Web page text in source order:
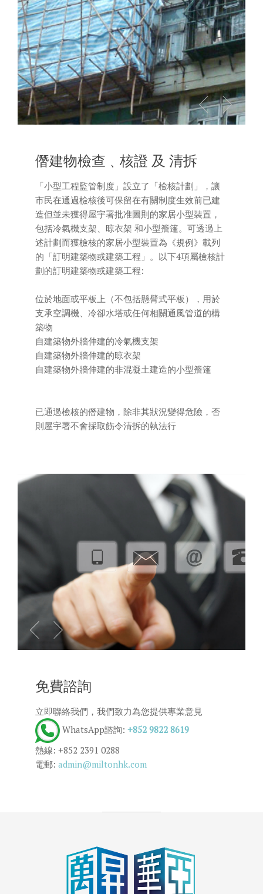
僭建物檢查﹑核證 及 清拆
「小型工程監管制度」設立了「檢核計劃」，讓
市民在通過檢核後可保留在有關制度生效前已建
造但並未獲得屋宇署批准圖則的家居小型裝置，
包括冷氣機支架、晾衣架 和小型簷篷。可透過上
述計劃而獲檢核的家居小型裝置為《規例》載列
的「訂明建築物或建築工程」。以下4項屬檢核計
劃的訂明建築物或建築工程:
位於地面或平板上（不包括懸臂式平板），用於
支承空調機、冷卻水塔或任何相關通風管道的構
築物
自建築物外牆伸建的冷氣機支架
自建築物外牆伸建的晾衣架
自建築物外牆伸建的非混凝土建造的小型簷篷
已通過檢核的僭建物，除非其狀況變得危險，否
則屋宇署不會採取飭令清拆的執法行
免費諮詢
立即聯絡我們，我們致力為您提供專業意見
WhatsApp諮詢: +852 9822 8619
熱線: +852 2391 0288
電郵: admin@miltonhk.com